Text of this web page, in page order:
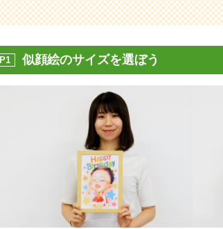
似顔絵のサイズを選ぼう